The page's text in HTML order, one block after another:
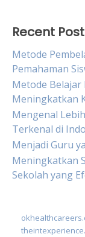
Recent
Metode
Pemahaman
Metode
Meningkatkan
Mengenal
Terkenal di
Menjadi Guru
Meningkatkan
Sekolah yang